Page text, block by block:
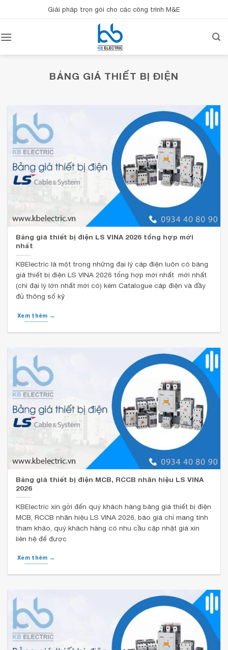
qua
dung
Giải pháp trọn gói cho các công trình M&E
BẢNG GIÁ THIẾT BỊ ĐIỆN
Bảng giá thiết bị điện LS VINA 2026 tổng hợp mới
nhất
KBElectric là một trong những đại lý cáp điện luôn có bảng
giá thiết bị điện LS VINA 2026 tổng hợp mới nhất mới nhất
(chỉ đại lý lớn nhất mới có) kèm Catalogue cáp điện và đầy
đủ thông số kỹ
Xem thêm →
Bảng giá thiết bị điện MCB, RCCB nhãn hiệu LS VINA
2026
KBElectric xin gởi đến quý khách hàng bảng giá thiết bị điện
MCB, RCCB nhãn hiệu LS VINA 2026, báo giá chỉ mang tính
tham khảo, quý khách hàng có nhu cầu cập nhật giá xin
liên hệ để được
Xem thêm →